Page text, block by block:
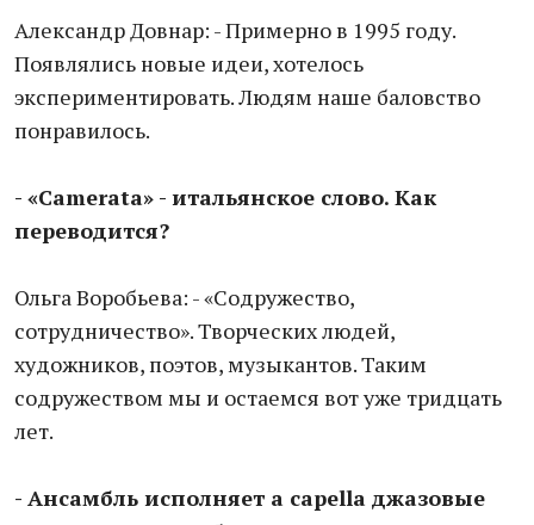
Александр Довнар: - Примерно в 1995 году.
Появлялись новые идеи, хотелось
экспериментировать. Людям наше баловство
понравилось.
- «Camerata» - итальянское слово. Как
переводится?
Ольга Воробьева: - «Содружество,
сотрудничество». Творческих людей,
художников, поэтов, музыкантов. Таким
содружеством мы и остаемся вот уже тридцать
лет.
- Ансамбль исполняет a capella джазовые